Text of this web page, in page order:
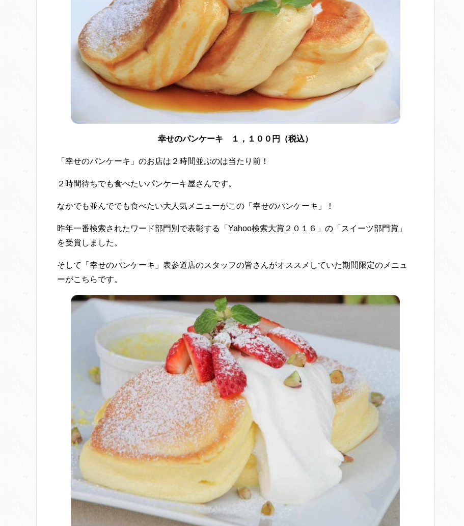
幸せのパンケーキ １，１００円（税込）
「幸せのパンケーキ」のお店は２時間並ぶのは当たり前！
２時間待ちでも食べたいパンケーキ屋さんです。
なかでも並んででも食べたい大人気メニューがこの「幸せのパンケーキ」！
昨年一番検索されたワード部門別で表彰する「Yahoo検索大賞２０１６」の「スイーツ部門賞」
を受賞しました。
そして「幸せのパンケーキ」表参道店のスタッフの皆さんがオススメしていた期間限定のメニュ
ーがこちらです。